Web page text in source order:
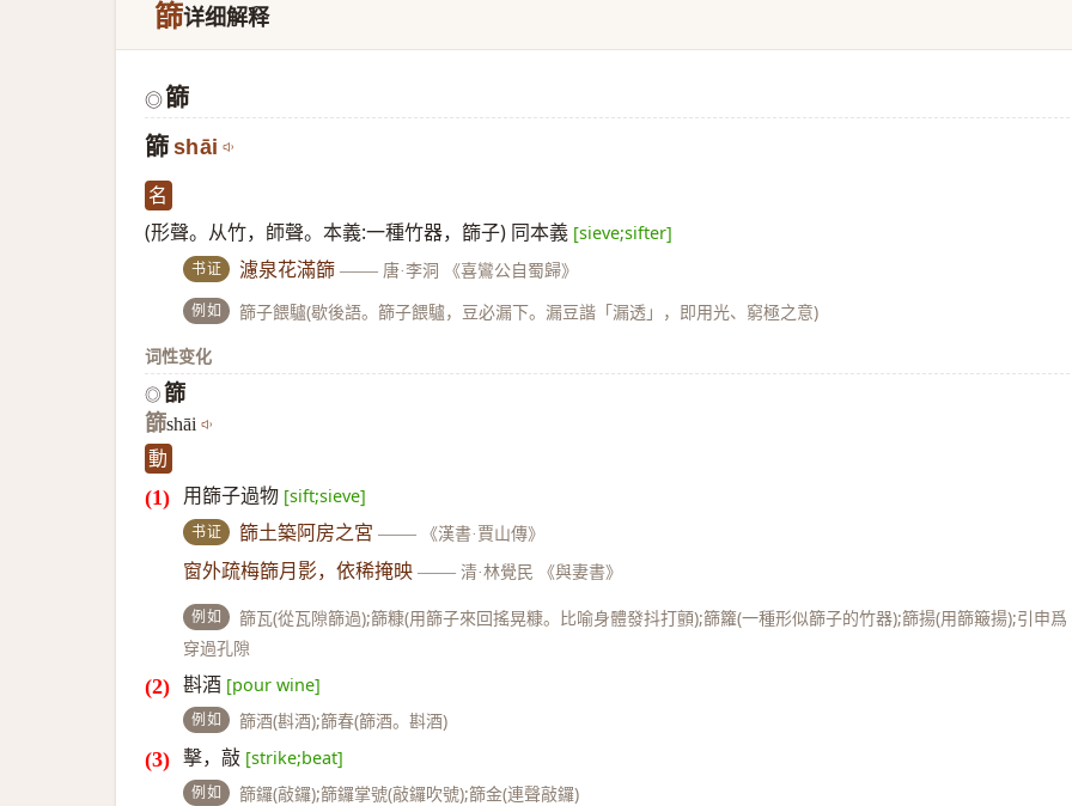
篩详细解释
◎篩
篩 shāi
名
(形聲。从竹，師聲。本義:一種竹器，篩子) 同本義 [sieve;sifter]
书证 濾泉花滿篩 —— 唐·李洞 《喜鸞公自蜀歸》
例如
篩子餵驢(歇後語。篩子餵驢，豆必漏下。漏豆諧「漏透」，即用光、窮極之意)
词性变化
◎ 篩
篩shāi
動
用篩子過物 [sift;sieve]
书证 篩土築阿房之宮 —— 《漢書·賈山傳》
窗外疏梅篩月影，依稀掩映 —— 清·林覺民 《與妻書》
例如
篩瓦(從瓦隙篩過);篩糠(用篩子來回搖晃糠。比喻身體發抖打顫);篩籮(一種形似篩子的竹器);篩揚(用篩簸揚);引申爲
穿過孔隙
斟酒 [pour wine]
例如 篩酒(斟酒);篩春(篩酒。斟酒)
擊，敲 [strike;beat]
例如 篩鑼(敲鑼);篩鑼掌號(敲鑼吹號);篩金(連聲敲鑼)